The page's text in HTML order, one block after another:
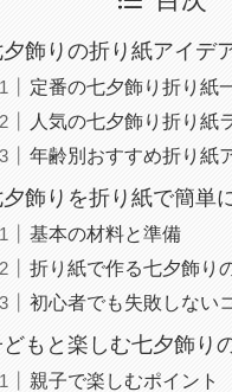
飾りの折り紙アイデ
定番の七夕飾り折り紙
人気の七夕飾り折り紙
年齢別おすすめ折り紙
飾りを折り紙で簡単
基本の材料と準備
折り紙で作る七夕飾り
初心者でも失敗しない
もと楽しむ七夕飾り
親子で楽しむポイント